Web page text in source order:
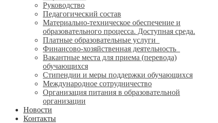
Руководство
Педагогический состав
Материально-техническое обеспечение и
образовательного процесса. Доступная среда.
Платные образовательные услуги
Финансово-хозяйственная деятельность
Вакантные места для приема (перевода)
обучающихся
Стипендии и меры поддержки обучающихся
Международное сотрудничество
Организация питания в образовательной
организации
Новости
Контакты